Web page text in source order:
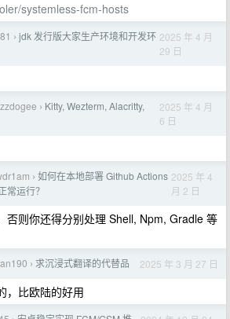
systemless-fcm-hosts
› jdk 发行版大家生产环境和开发环 2025 年 4 月
29 日
› Kitty, Wezterm, Alacritty,
2025 年 4 月
6 日
› 如何在本地部署 Github Actions
常运行？
2025 年 4
月 2 日
否则你还得分别处理 Shell, Npm, Gradle 等
› 求沉浸式翻译的代替品 2025 年 3 月 27 日
，比欧陆的好用